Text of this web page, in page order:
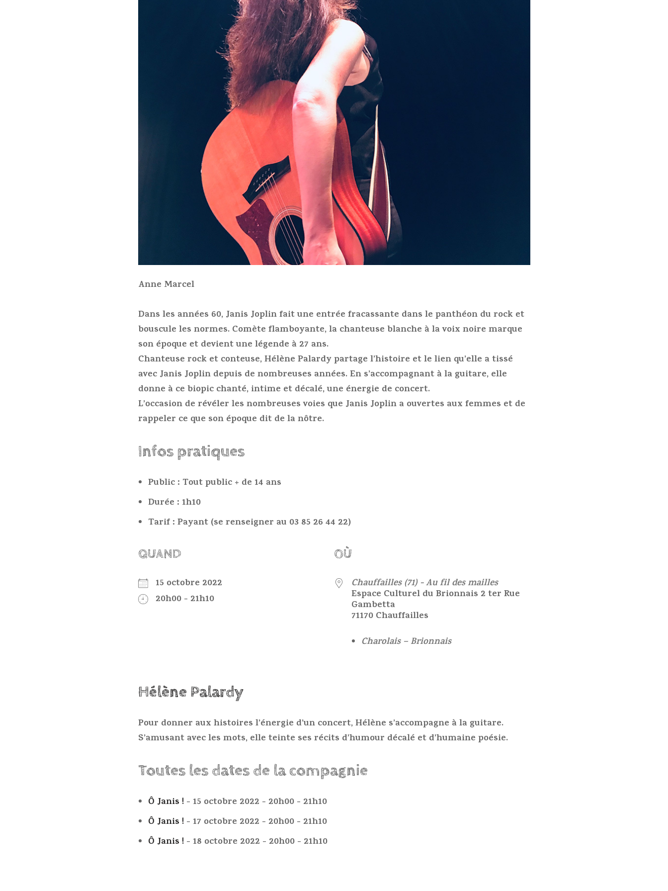
Anne Marcel
Dans les années 60, Janis Joplin fait une entrée fracassante dans le panthéon du rock et
bouscule les normes. Comète flamboyante, la chanteuse blanche à la voix noire marque
son époque et devient une légende à 27 ans.
Chanteuse rock et conteuse, Hélène Palardy partage l’histoire et le lien qu’elle a tissé
avec Janis Joplin depuis de nombreuses années. En s’accompagnant à la guitare, elle
donne à ce biopic chanté, intime et décalé, une énergie de concert.
L’occasion de révéler les nombreuses voies que Janis Joplin a ouvertes aux femmes et de
rappeler ce que son époque dit de la nôtre.
Infos pratiques
Public : Tout public + de 14 ans
Durée : 1h10
Tarif : Payant (se renseigner au 03 85 26 44 22)
QUAND
15 octobre 2022
20h00 - 21h10
OÙ
Chauffailles (71) - Au fil des mailles
Espace Culturel du Brionnais 2 ter Rue
Gambetta
71170 Chauffailles
Charolais – Brionnais
Hélène Palardy
Pour donner aux histoires l’énergie d’un concert, Hélène s’accompagne à la guitare.
S’amusant avec les mots, elle teinte ses récits d’humour décalé et d’humaine poésie.
Toutes les dates de la compagnie
Ô Janis !- 15 octobre 2022 - 20h00 - 21h10
Ô Janis !- 17 octobre 2022 - 20h00 - 21h10
Ô Janis !- 18 octobre 2022 - 20h00 - 21h10